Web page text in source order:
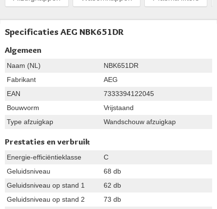
Specificaties AEG NBK651DR
Algemeen
Naam (NL)
NBK651DR
Fabrikant
AEG
EAN
7333394122045
Bouwvorm
Vrijstaand
Type afzuigkap
Wandschouw afzuigkap
Prestaties en verbruik
Energie-efficiëntieklasse
C
Geluidsniveau
68 db
Geluidsniveau op stand 1
62 db
Geluidsniveau op stand 2
73 db